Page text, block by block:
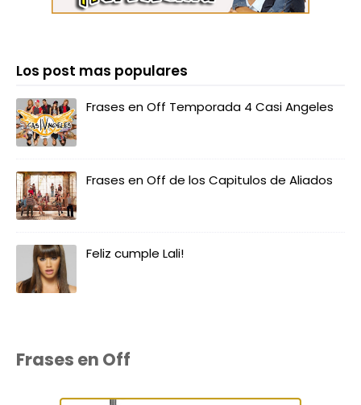
Los post mas populares
Frases en Off Temporada 4 Casi Angeles
Frases en Off de los Capitulos de Aliados
Feliz cumple Lali!
Frases en Off